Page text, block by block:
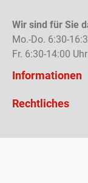
Wir sind für Sie
Mo.-Do. 6:30-
Fr. 6:30-14:00 Uhr
Informationen
Rechtliches